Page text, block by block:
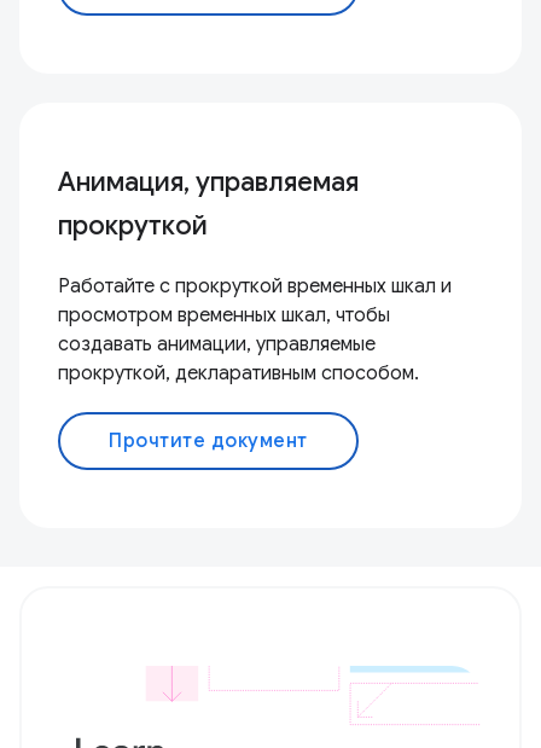
Анимация, управляемая
прокруткой
Работайте с прокруткой временных шкал и
просмотром временных шкал, чтобы
создавать анимации, управляемые
прокруткой, декларативным способом.
Прочтите документ